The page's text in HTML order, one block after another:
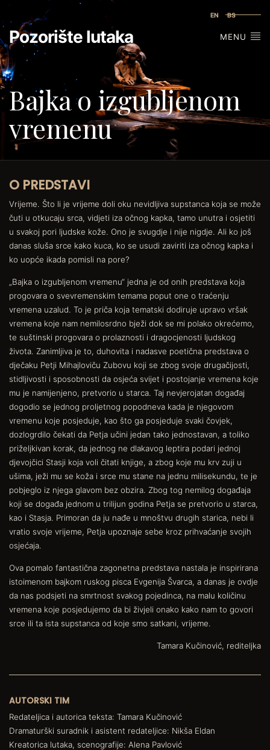
EN BS
Pozorište lutaka MENU
Bajka o izgubljenom
vremenu
O PREDSTAVI
Vrijeme. Što li je vrijeme doli oku nevidljiva supstanca koja se može
čuti u otkucaju srca, vidjeti iza očnog kapka, tamo unutra i osjetiti
u svakoj pori ljudske kože. Ono je svugdje i nije nigdje. Ali ko još
danas sluša srce kako kuca, ko se usudi zaviriti iza očnog kapka i
ko uopće ikada pomisli na pore?
„Bajka o izgubljenom vremenu“ jedna je od onih predstava koja
progovara o svevremenskim temama poput one o traćenju
vremena uzalud. To je priča koja tematski dodiruje upravo vršak
vremena koje nam nemilosrdno bježi dok se mi polako okrećemo,
te suštinski progovara o prolaznosti i dragocjenosti ljudskog
života. Zanimljiva je to, duhovita i nadasve poetična predstava o
dječaku Petji Mihajloviču Zubovu koji se zbog svoje drugačijosti,
stidljivosti i sposobnosti da osjeća svijet i postojanje vremena koje
mu je namijenjeno, pretvorio u starca. Taj nevjerojatan događaj
dogodio se jednog proljetnog popodneva kada je njegovom
vremenu koje posjeduje, kao što ga posjeduje svaki čovjek,
dozlogrdilo čekati da Petja učini jedan tako jednostavan, a toliko
priželjkivan korak, da jednog ne dlakavog leptira podari jednoj
djevojčici Stasji koja voli čitati knjige, a zbog koje mu krv zuji u
ušima, ježi mu se koža i srce mu stane na jednu milisekundu, te je
pobjeglo iz njega glavom bez obzira. Zbog tog nemilog događaja
koji se događa jednom u trilijun godina Petja se pretvorio u starca,
kao i Stasja. Primoran da ju nađe u mnoštvu drugih starica, nebi li
vratio svoje vrijeme, Petja upoznaje sebe kroz prihvaćanje svojih
osjećaja.
Ova pomalo fantastična zagonetna predstava nastala je inspirirana
istoimenom bajkom ruskog pisca Evgenija Švarca, a danas je ovdje
da nas podsjeti na smrtnost svakog pojedinca, na malu količinu
vremena koje posjedujemo da bi živjeli onako kako nam to govori
srce ili ta ista supstanca od koje smo satkani, vrijeme.
Tamara Kučinović, rediteljka
AUTORSKI TIM
Redateljica i autorica teksta: Tamara Kučinović
Dramaturški suradnik i asistent redateljice: Nikša Eldan
Kreatorica lutaka, scenografije: Alena Pavlović